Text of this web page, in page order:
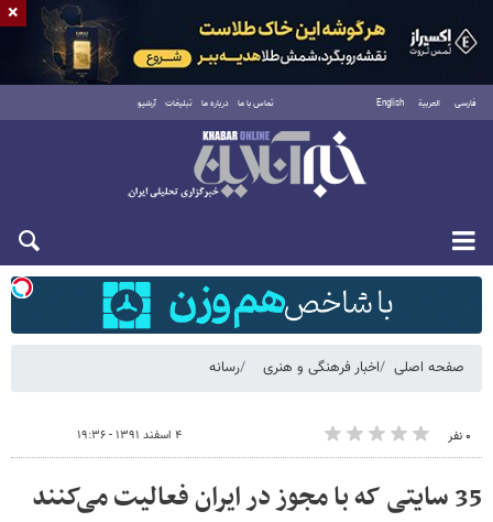
فارسی العربية English تماس با ما درباره ما تبلیغات آرشیو
شنبه ۱۷ مرداد ۱۴۰۵
صفحه اصلی اخبار فرهنگی و هنری رسانه
۰ نفر ۴ اسفند ۱۳۹۱ - ۱۹:۳۶
35 سایتی که با مجوز در ایران فعالیت می‌کنند
×